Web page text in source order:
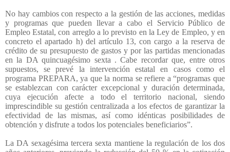
No hay cambios con respecto a la gestión de las acciones, medidas
y programas que pueden llevar a cabo el Servicio Público de
Empleo Estatal, con arreglo a lo previsto en la Ley de Empleo, y en
concreto el apartado h) del artículo 13, con cargo a la reserva de
crédito de su presupuesto de gastos y por las partidas mencionadas
en la DA quincuagésimo sexta . Cabe recordar que, entre otros
supuestos, se prevé la intervención estatal en casos como el
programa PREPARA, ya que la norma se refiere a “programas que
se establezcan con carácter excepcional y duración determinada,
cuya ejecución afecte a todo el territorio nacional, siendo
imprescindible su gestión centralizada a los efectos de garantizar la
efectividad de las mismas, así como idénticas posibilidades de
obtención y disfrute a todos los potenciales beneficiarios”.
La DA sexagésima tercera sexta mantiene la regulación de los dos